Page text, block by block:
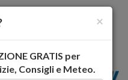
×
GRATIS per
Consigli e Meteo.